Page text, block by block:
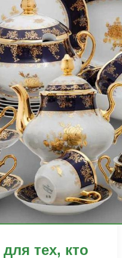
тех, кто